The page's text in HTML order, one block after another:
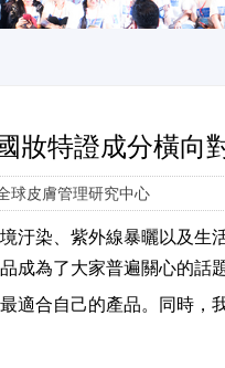
妝特證成分橫向
球皮膚管理研究中心
染、紫外線暴曬以及
成為了大家普遍關心的話題
合自己的產品。同時，